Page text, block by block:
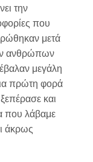
την
που
μετά
ανθρώπων
μεγάλη
πρώτη φορά
και
που λάβαμε
άκρως